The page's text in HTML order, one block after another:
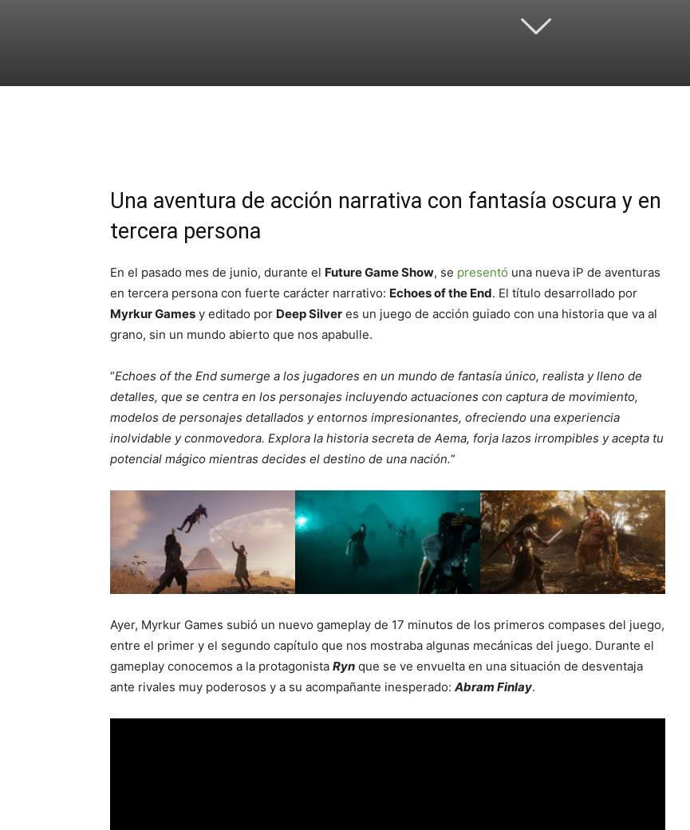
Una aventura de acción narrativa con fantasía oscura y en
tercera persona
En el pasado mes de junio, durante el Future Game Show, se presentó una nueva iP de aventuras
en tercera persona con fuerte carácter narrativo: Echoes of the End. El título desarrollado por
Myrkur Games y editado por Deep Silver es un juego de acción guiado con una historia que va al
grano, sin un mundo abierto que nos apabulle.
“Echoes of the End sumerge a los jugadores en un mundo de fantasía único, realista y lleno de
detalles, que se centra en los personajes incluyendo actuaciones con captura de movimiento,
modelos de personajes detallados y entornos impresionantes, ofreciendo una experiencia
inolvidable y conmovedora. Explora la historia secreta de Aema, forja lazos irrompibles y acepta tu
potencial mágico mientras decides el destino de una nación.“
Ayer, Myrkur Games subió un nuevo gameplay de 17 minutos de los primeros compases del juego,
entre el primer y el segundo capítulo que nos mostraba algunas mecánicas del juego. Durante el
gameplay conocemos a la protagonista Ryn que se ve envuelta en una situación de desventaja
ante rivales muy poderosos y a su acompañante inesperado: Abram Finlay.